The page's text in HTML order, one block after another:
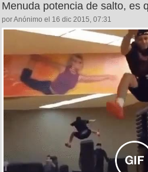
Menuda potencia de salto, es
por Anónimo el 16 dic 2015, 07:31